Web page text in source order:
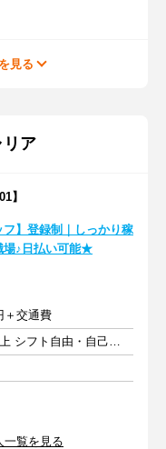
見る
リア
】
フ】登録制｜しっかり稼
♪日払い可能★
＋交通費
週2日以上 1日8時間以上 シフト自由・自己申告
一覧を見る